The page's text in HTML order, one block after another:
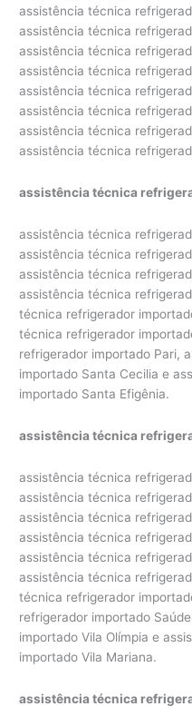
assistência técnica
assistência técnica
assistência técnica
assistência técnica
assistência técnica
assistência técnica
assistência técnica
assistência técnica
assistência técnica
assistência técnica
assistência técnica
assistência técnica
assistência técnica
técnica refrigerador
técnica refrigerador
refrigerador importado Pari,
importado Santa Cecilia e
importado Santa Efigênia.
assistência técnica
assistência técnica
assistência técnica
assistência técnica
assistência técnica
assistência técnica
assistência técnica
técnica refrigerador
refrigerador importado
importado Vila Olímpia e
importado Vila Mariana.
assistência técnica